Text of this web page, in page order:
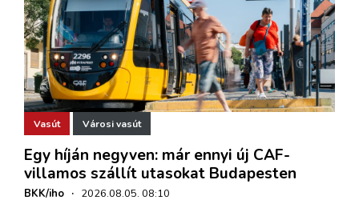
Vasút Városi vasút
Egy híján negyven: már ennyi új CAF-
villamos szállít utasokat Budapesten
BKK/iho · 2026.08.05. 08:10